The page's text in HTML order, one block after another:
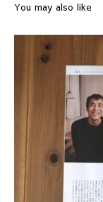
You may also like